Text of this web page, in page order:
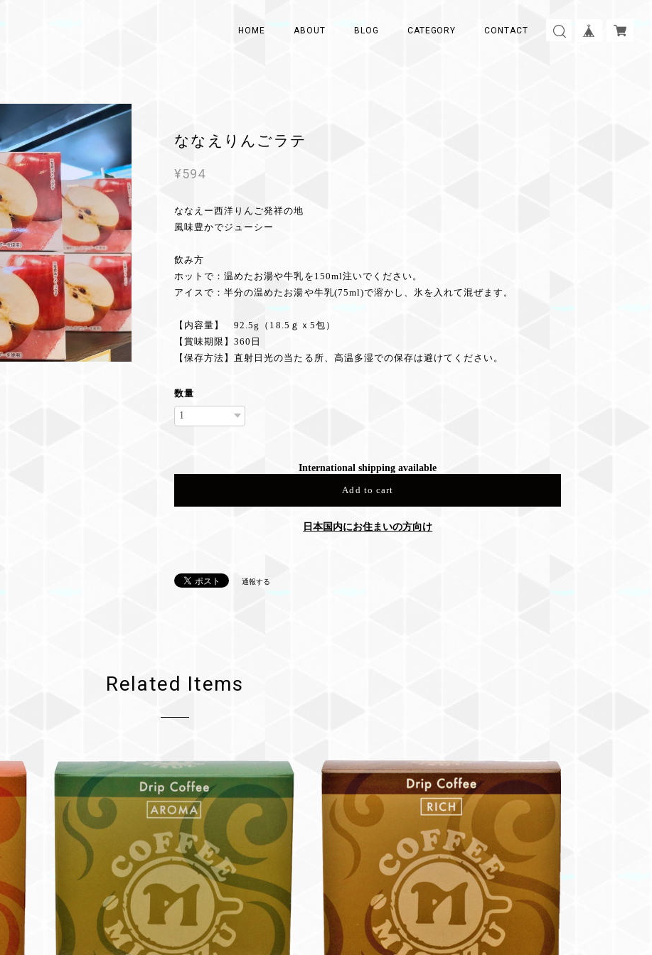
HOME ABOUT BLOG CATEGORY CONTACT
ななえりんごラテ
¥594
ななえー西洋りんご発祥の地
風味豊かでジューシー
飲み方
ホットで：温めたお湯や牛乳を150ml注いでください。
アイスで：半分の温めたお湯や牛乳(75ml)で溶かし、氷を入れて混ぜます。
【内容量】 92.5g（18.5ｇｘ5包）
【賞味期限】360日
【保存方法】直射日光の当たる所、高温多湿での保存は避けてください。
数量
International shipping available
Add to cart
日本国内にお住まいの方向け
通報する
Related Items